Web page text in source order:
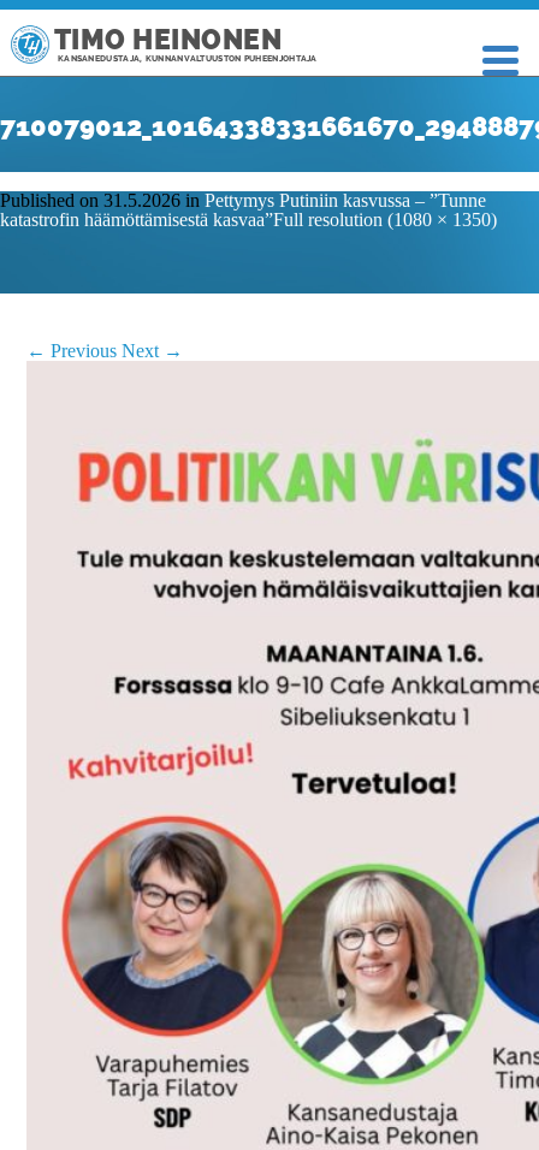
TIMO HEINONEN
KANSANEDUSTAJA, KUNNANVALTUUSTON PUHEENJOHTAJA
Published on 31.5.2026 in Pettymys Putiniin kasvussa – ”Tunne
katastrofin häämöttämisestä kasvaa”Full resolution (1080 × 1350)
← Previous Next →